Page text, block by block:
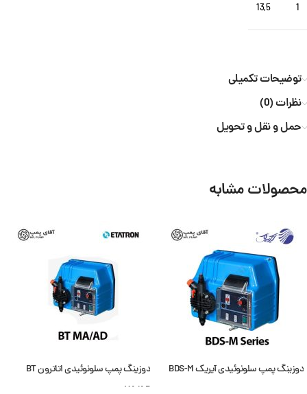
1
13,5
توضیحات تکمیلی
نظرات (0)
حمل و نقل و تحویل
محصولات مشابه
دوزینگ پمپ سلونوئیدی آیریک BDS-M
دوزینگ پمپ سلونوئیدی اتاترون BT
MA/AD